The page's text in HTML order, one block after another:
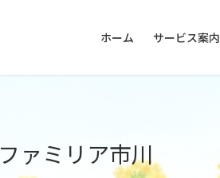
ホーム サービス案内
ファミリア市川